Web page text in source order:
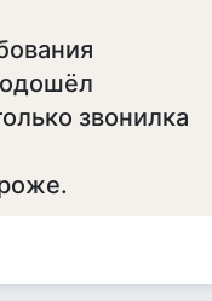
звонилка